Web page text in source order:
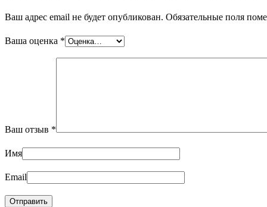
Ваш адрес email не будет опубликован. Обязательные поля
Ваша оценка *
Ваш отзыв *
Имя
Email